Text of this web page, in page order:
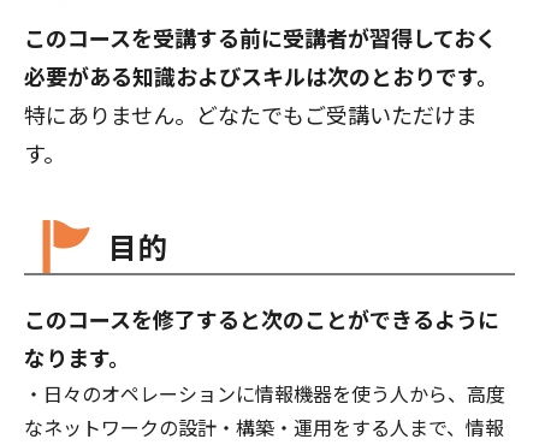
このコースを受講する前に受講者が習得しておく
必要がある知識およびスキルは次のとおりです。
特にありません。どなたでもご受講いただけま
す。
目的
このコースを修了すると次のことができるように
なります。
日々のオペレーションに情報機器を使う人から、高度
なネットワークの設計・構築・運用をする人まで、情報